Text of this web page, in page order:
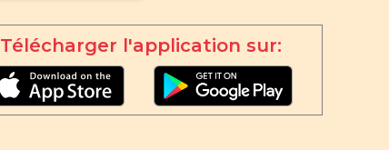
Télécharger l'application sur: